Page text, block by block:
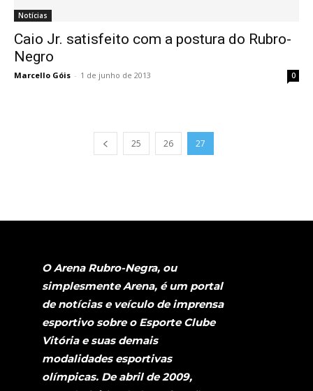
Notícias
Caio Jr. satisfeito com a postura do Rubro-
Negro
Marcello Góis - 1 de junho de 2013 0
25 26 27
O Arena Rubro-Negra, ou
simplesmente Arena, é um portal
de notícias e veículo de imprensa
esportivo sobre o Esporte Clube
Vitória e suas demais
modalidades esportivas
olímpicas. De abril de 2009,